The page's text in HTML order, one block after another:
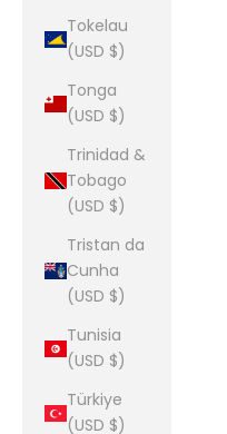
Tokelau
(USD $)
Tonga
(USD $)
Trinidad &
Tobago
(USD $)
Tristan da
Cunha
(USD $)
Tunisia
(USD $)
Türkiye
(USD $)